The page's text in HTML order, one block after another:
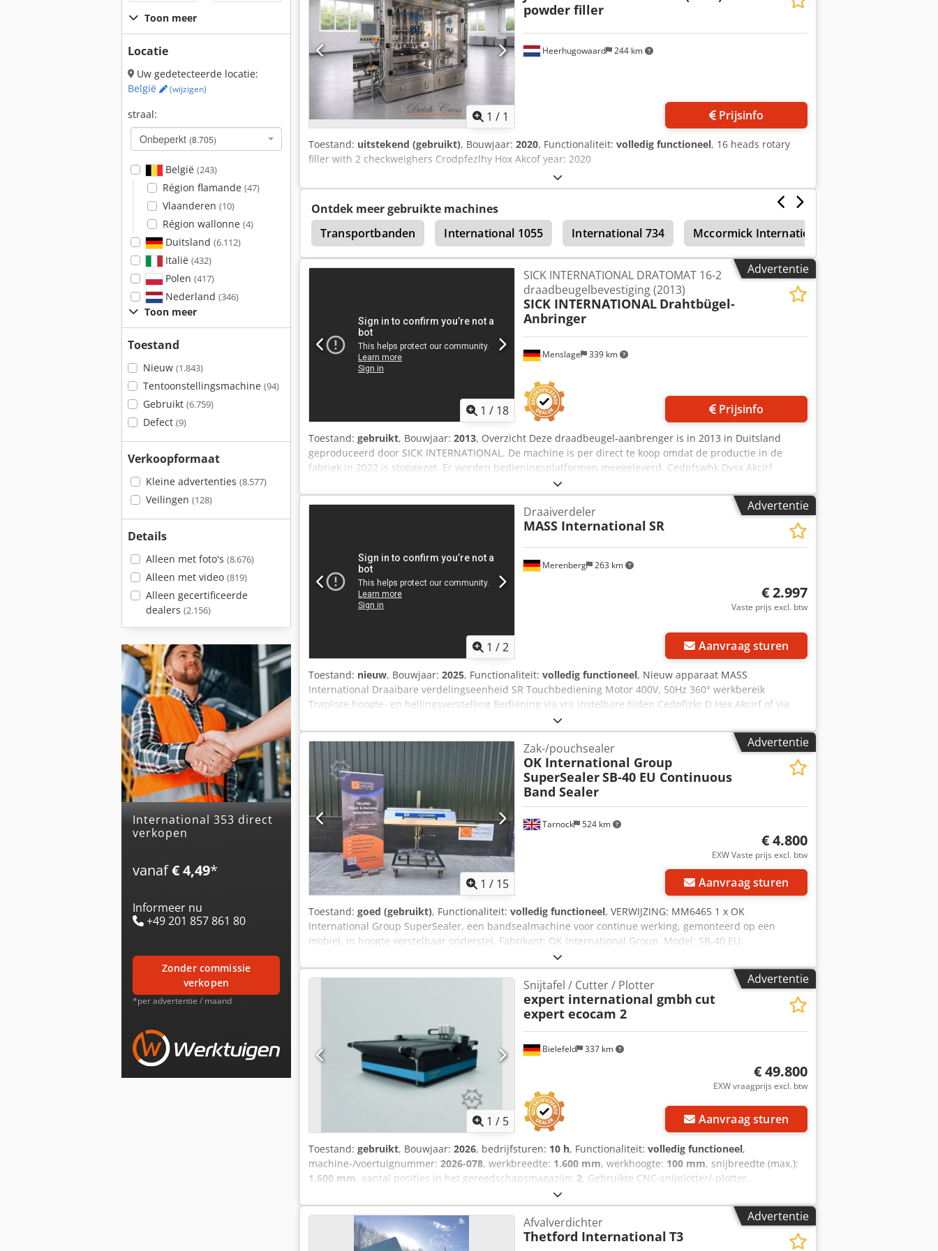
Toon meer
Locatie
Uw gedetecteerde locatie:
België
(wijzigen)
straal:
Onbeperkt (8.705)
België (243)
Région flamande (47)
Vlaanderen (10)
Région wallonne (4)
Duitsland (6.112)
Italië (432)
Polen (417)
Nederland (346)
Toon meer
Toestand
Nieuw (1.843)
Tentoonstellingsmachine (94)
Gebruikt (6.759)
Defect (9)
Verkoopformaat
Kleine advertenties (8.577)
Veilingen (128)
Details
Alleen met foto's (8.676)
Alleen met video (819)
Alleen gecertificeerde
dealers (2.156)
international 353 direct
verkopen
vanaf€ 4,49*
Informeer nu
+49 201 857 861 80
zonder commissie
verkopen
*per advertentie / maand
1 / 1
Heerhugowaard 244 km
powder filler
Prijsinfo
Toestand: uitstekend (gebruikt), Bouwjaar: 2020, Functionaliteit: volledig functioneel, 16 heads rotary
filler with 2 checkweighers Crodpfezlhy Hox Akcof year: 2020
Ontdek meer gebruikte machines
Transportbanden
International 1055 International 734 Mccormick International 624
Mccormick International 624
Advertentie
1 / 18
Menslage 339 km
SICK INTERNATIONAL DRATOMAT 16-2
draadbeugelbevestiging (2013)
SICK INTERNATIONAL Drahtbügel-
Anbringer
Prijsinfo
Toestand: gebruikt, Bouwjaar: 2013, Overzicht Deze draadbeugel-aanbrenger is in 2013 in Duitsland
geproduceerd door SICK INTERNATIONAL. De machine is per direct te koop omdat de productie in de
fabriek in 2022 is stopgezet. Er worden bedieningsplatformen meegeleverd. Cedpfswhk Dvsx Akcjrf
Technische gegevens - Capaciteit: 9.000 flessen/uur tot 12.000 flessen/uur - Formaten: Kurksluitingen voor
appelwijn- en mousserende wijnflessen (75cl) - Afmetingen: L. 200 cm - B. 150 cm - H. 250 cm
Leveringsomvang - Draadbeugel-aanbrenger - Bedieningsplatformen
Advertentie
1 /2
Merenberg 263 km
Draaiverdeler
MASS International SR
€ 2.997
Vaste prijs excl. btw
Aanvraag sturen
Toestand: nieuw, Bouwjaar: 2025, Functionaliteit: volledig functioneel, Nieuw apparaat MASS
International Draaibare verdelingseenheid SR Touchbediening Motor 400V, 50Hz 360° werkbereik
Traploze hoogte- en hellingsverstelling Bediening via vrij instelbare tijden Cedpfjzkr D Hex Akcjrf of via
potentiaalvrije contacten in hoogte verstelbare afgiftehoogte 1100 – 1400 mm in hoogte verstelbare
ontvangsthoogte 600 – 900 mm Breedte van de trechter 500 mm, aflopend naar 200 mm Totale breedte
Advertentie
1 / 15
Tarnock 524 km
Zak-/pouchsealer
OK International Group
SuperSealerSB-40 EU Continuous
Band Sealer
€ 4.800
EXW Vaste prijs excl. btw
Aanvraag sturen
Toestand: goed (gebruikt), Functionaliteit: volledig functioneel, VERWIJZING: MM6465 1 x OK
International Group SuperSealer, een bandsealmachine voor continue werking, gemonteerd op een
mobiel, in hoogte verstelbaar onderstel. Fabrikant: OK International Group. Model: SB-40 EU.
Serienummer: 218-2527-22. Snelheid: variabel, tot 21,3 m/min. Materiaal van de zak: hittebestendige
materialen tot 15 mils of 380 micron. Richting: van rechts naar links. LET OP: Er zijn 2 machines
beschikbaar voor verkoop (4.800 euro per stuk). Crsdpfxeznux Us Akcof
Advertentie
1 / 5
Bielefeld 337 km
Snijtafel / Cutter / Plotter
expert international gmbh cut
expert ecocam 2
€ 49.800
EXW vraagprijs excl. btw
Aanvraag sturen
Toestand: gebruikt, Bouwjaar: 2026, bedrijfsturen: 10 h, Functionaliteit: volledig functioneel,
machine-/voertuignummer: 2026-078, werkbreedte: 1.600 mm, werkhoogte: 100 mm, snijbreedte (max.):
1.600 mm, aantal posities in het gereedschapsmagazijn: 2, Gebruikte CNC-snijplotter/-plotter.
Snijoppervlak in X en Y: 1500 x 1600 mm (demonstratiemachine). Multifunctioneel CAM-snijsysteem met
CNC-mestechnologie voor 2D-snijden van papier, karton, textiel, technisch textiel, schuim en andere
vlakke, semi-flexibele of stijve, niet-metalen materialen. Uitrusting van de gebruikte machine: Crsdpfowgc
I Rsx Akcjf • 1 snijbrug en 1 multifunctionele gereedschapskop • Multifunctionele gereedschapskop voor 2
Advertentie
Afvalverdichter
Thetford International T3